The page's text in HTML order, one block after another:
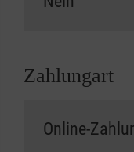
Zahlungart